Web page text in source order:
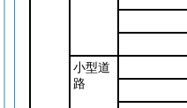
小型道
路